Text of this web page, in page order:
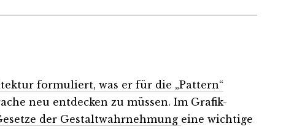
formuliert, was er für die „Pattern“
neu entdecken zu müssen. Im Grafik-
der Gestaltwahrnehmung eine wichtige